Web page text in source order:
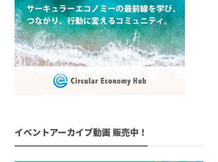
イベントアーカイブ動画 販売中！